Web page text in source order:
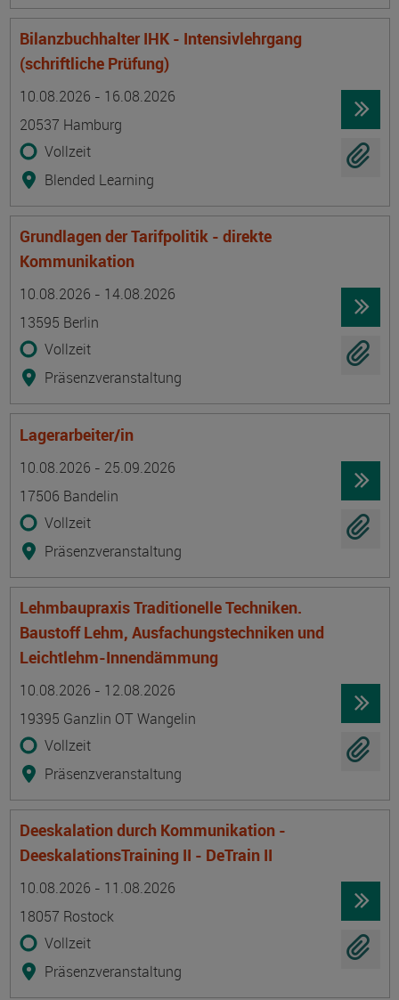
Bilanzbuchhalter IHK - Intensivlehrgang
(schriftliche Prüfung)
10.08.2026 - 16.08.2026
20537 Hamburg
Vollzeit
Blended Learning
Grundlagen der Tarifpolitik - direkte
Kommunikation
10.08.2026 - 14.08.2026
13595 Berlin
Vollzeit
Präsenzveranstaltung
Lagerarbeiter/in
10.08.2026 - 25.09.2026
17506 Bandelin
Vollzeit
Präsenzveranstaltung
Lehmbaupraxis Traditionelle Techniken.
Baustoff Lehm, Ausfachungstechniken und
Leichtlehm-Innendämmung
10.08.2026 - 12.08.2026
19395 Ganzlin OT Wangelin
Vollzeit
Präsenzveranstaltung
Deeskalation durch Kommunikation -
DeeskalationsTraining II - DeTrain II
10.08.2026 - 11.08.2026
18057 Rostock
Vollzeit
Präsenzveranstaltung